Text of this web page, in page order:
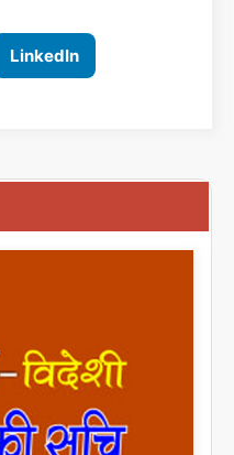
LinkedIn